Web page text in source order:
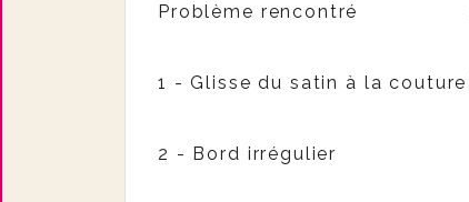
Problème rencontré
1 - Glisse du satin à la couture
2 - Bord irrégulier